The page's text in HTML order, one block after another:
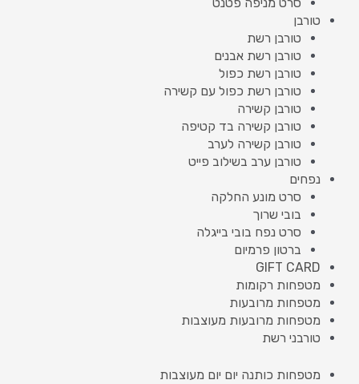
טורבן
טורבן רשת
טורבן רשת אבנים
טורבן רשת כפול
טורבן רשת כפול עם קשירה
טורבן קשירה
טורבן קשירה בד קטיפה
טורבן קשירה לערב
טורבן ערב בשילוב פייט
נפחים
סרט מונע החלקה
בובי שרוך
סרט נפח בובי בייגלה
ברטון פרמיום
GIFT CARD
מטפחות רקומות
מטפחות מרובעות
מטפחות מרובעות מעוצבות
טורבני רשת
מטפחות כותנה יום יום מעוצבות